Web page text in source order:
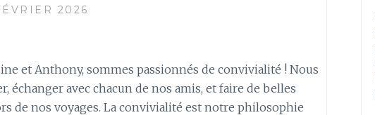
2026
et Anthony, sommes passionnés de convivialité ! Nous
échanger avec chacun de nos amis, et faire de belles
de nos voyages. La convivialité est notre philosophie